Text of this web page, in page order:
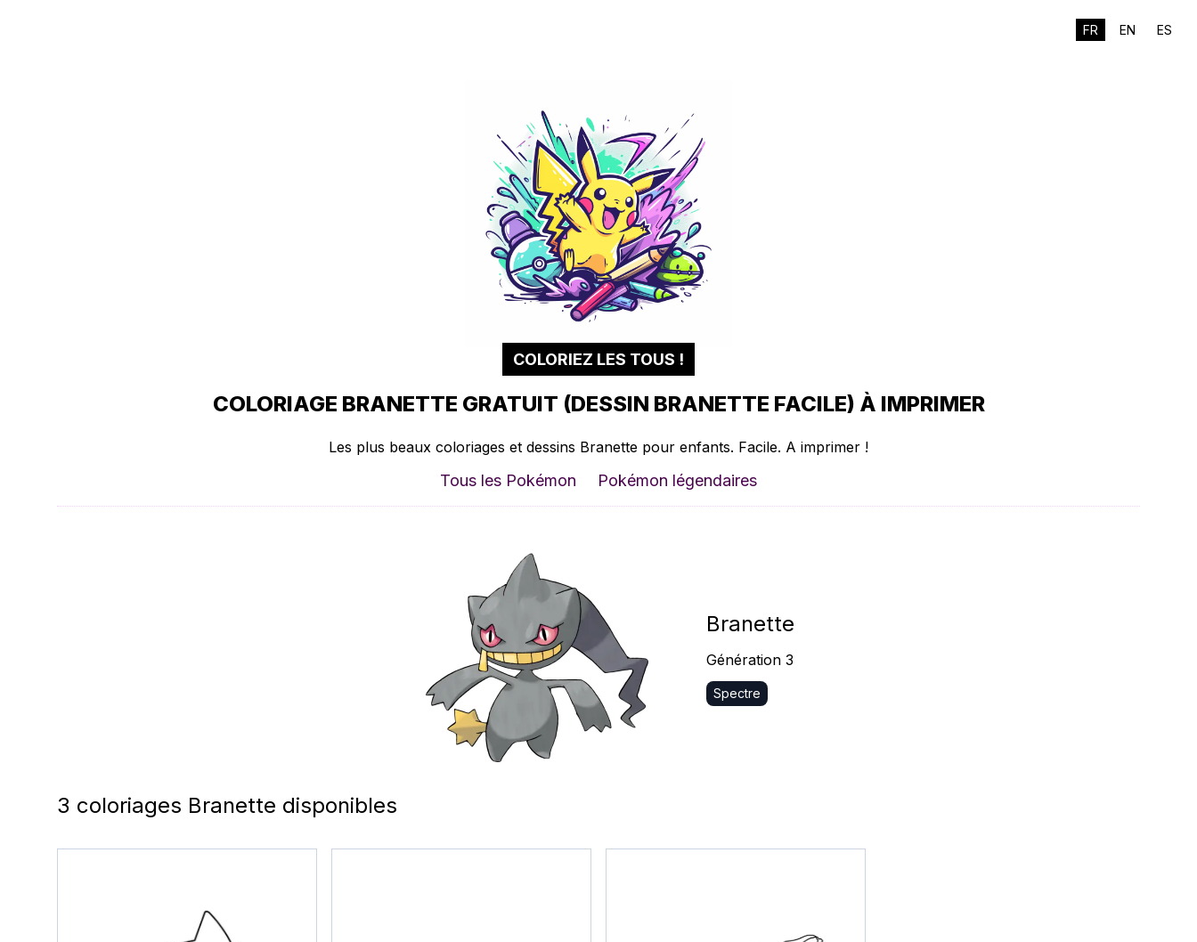
FR EN ES
COLORIEZ LES TOUS !
COLORIAGE BRANETTE GRATUIT (DESSIN BRANETTE FACILE) À IMPRIMER
Les plus beaux coloriages et dessins Branette pour enfants. Facile. A imprimer !
Tous les Pokémon Pokémon légendaires
Branette
Génération 3
Spectre
3 coloriages Branette disponibles